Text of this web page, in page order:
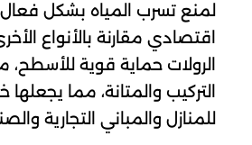
لمنع تسرب المياه بشكل فعال،
اقتصادي مقارنة بالأنواع
الرولات حماية قوية
التركيب والمتانة، مما يجعلها
للمنازل والمباني التجارية